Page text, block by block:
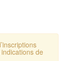
de